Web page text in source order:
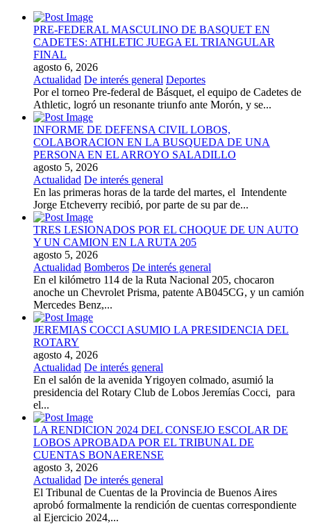
PRE-FEDERAL MASCULINO DE BASQUET EN
CADETES: ATHLETIC JUEGA EL TRIANGULAR
FINAL
agosto 6, 2026
Actualidad De interés general Deportes
Por el torneo Pre-federal de Básquet, el equipo de Cadetes de
Athletic, logró un resonante triunfo ante Morón, y se...
INFORME DE DEFENSA CIVIL LOBOS,
COLABORACION EN LA BUSQUEDA DE UNA
PERSONA EN EL ARROYO SALADILLO
agosto 5, 2026
Actualidad De interés general
En las primeras horas de la tarde del martes, el Intendente
Jorge Etcheverry recibió, por parte de su par de...
TRES LESIONADOS POR EL CHOQUE DE UN AUTO
Y UN CAMION EN LA RUTA 205
agosto 5, 2026
Actualidad Bomberos De interés general
En el kilómetro 114 de la Ruta Nacional 205, chocaron
anoche un Chevrolet Prisma, patente AB045CG, y un camión
Mercedes Benz,...
JEREMIAS COCCI ASUMIO LA PRESIDENCIA DEL
ROTARY
agosto 4, 2026
Actualidad De interés general
En el salón de la avenida Yrigoyen colmado, asumió la
presidencia del Rotary Club de Lobos Jeremías Cocci, para
el...
LA RENDICION 2024 DEL CONSEJO ESCOLAR DE
LOBOS APROBADA POR EL TRIBUNAL DE
CUENTAS BONAERENSE
agosto 3, 2026
Actualidad De interés general
El Tribunal de Cuentas de la Provincia de Buenos Aires
aprobó formalmente la rendición de cuentas correspondiente
al Ejercicio 2024,...